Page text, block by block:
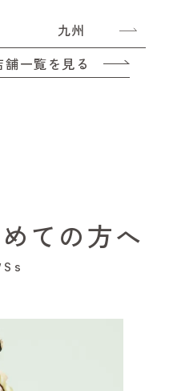
九州
舗一覧を見る
ての方へ